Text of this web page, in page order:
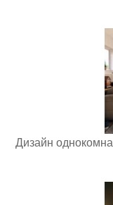
Дизайн